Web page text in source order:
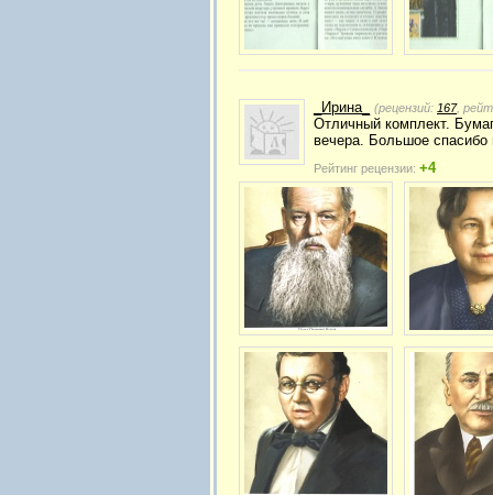
_Ирина_ (рецензий: 167,
Отличный комплект.
вечера. Большое спасибо
Рейтинг рецензии: +4